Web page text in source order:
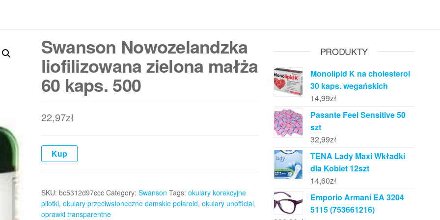
Swanson Nowozelandzka
liofilizowana zielona małża
60 kaps. 500
22,97zł
Kup
SKU: bc5312d97ccc Category: Swanson Tags: okulary korekcyjne
pilotki, okulary przeciwsłoneczne damskie polaroid, okulary unofficial,
oprawki transparentne
PRODUKTY
Monolipid K na cholesterol
30 kaps. wegańskich
14,99zł
Pasante Feel Sensitive 50
szt
32,99zł
TENA Lady Maxi Wkładki
dla Kobiet 12szt
14,60zł
Emporio Armani EA 3204
5115 (753661216)